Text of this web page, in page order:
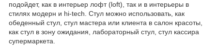
подойдет, как в интерьер лофт (loft), так и в интерьеры в
стилях модерн и hi-tech. Стул можно использовать, как
обеденный стул, стул мастера или клиента в салон красоты,
как стул в зону ожидания, лабораторный стул, стул кассира
супермаркета.